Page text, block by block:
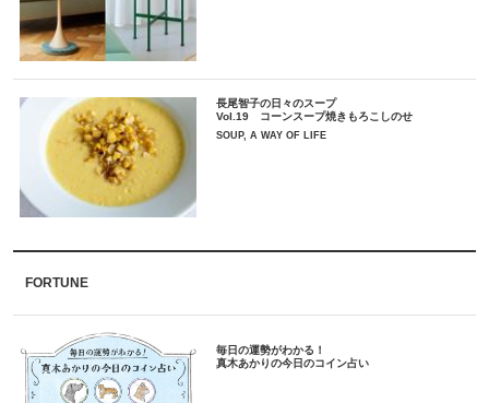
長尾智子の日々のスープ
Vol.19 コーンスープ焼きもろこしのせ
SOUP, A WAY OF LIFE
FORTUNE
毎日の運勢がわかる！